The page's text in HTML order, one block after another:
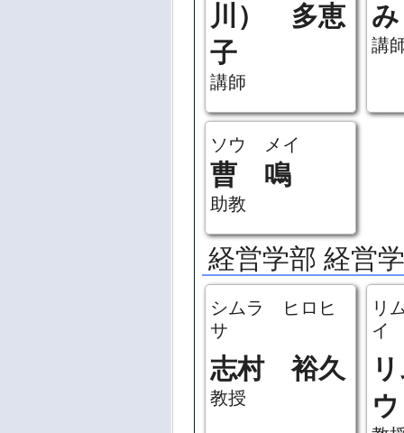
川） 多恵
子
講師
み
講
ソウ メイ
曹 鳴
助教
経営学部 経営
シムラ ヒロヒ
サ
志村 裕久
教授
リ
イ